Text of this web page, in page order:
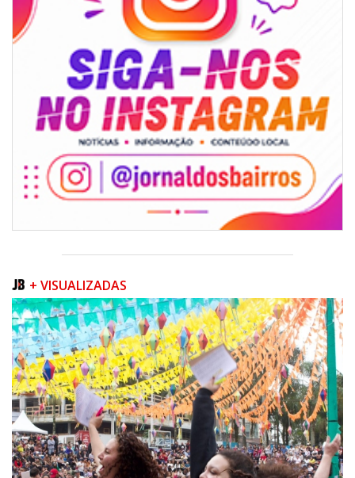
05/08/2026 | 07:00
Queda na geração europeia ocorre enquanto inteligência artificial, data
centers e carros elétricos elevam a demanda e colocam o
armazenamento no centro do debate energético
NAVEGANTES
+ VISUALIZADAS